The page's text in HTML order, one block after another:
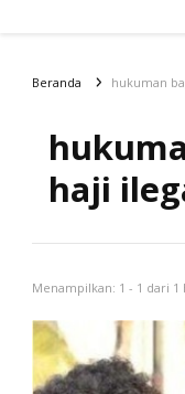
Beranda hukuman
haji
Menampilkan: 1 - 1 dari 1